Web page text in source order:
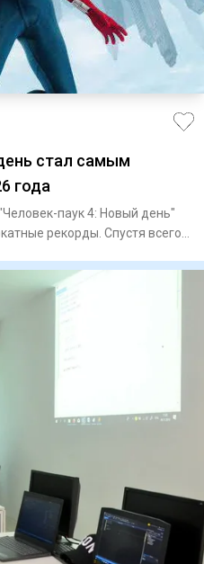
стал самым
года
паук 4: Новый день"
рекорды. Спустя всего